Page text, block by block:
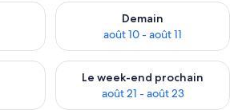
ce soir août 9 - août 10
Demain
août 10 - août 11
Vérifier la disponibilité pour
ce week-end août 14 - août 16
Le week-end prochain
août 21 - août 23
Vérifier la disponibilité pour